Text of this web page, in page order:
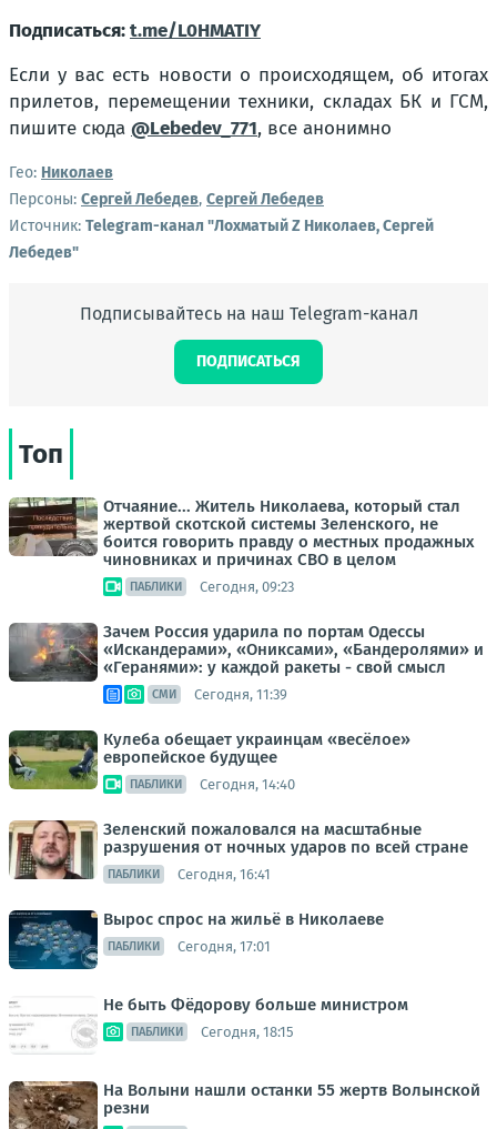
Подписаться:t.me/L0HMATIY
Если у вас есть новости о происходящем, об итогах
прилетов, перемещении техники, складах БК и ГСМ,
пишите сюда @Lebedev_771, все анонимно
Гео: Николаев
Персоны: Сергей Лебедев, Сергей Лебедев
Источник: Telegram-канал "Лохматый Z Николаев, Сергей
Лебедев"
Подписывайтесь на наш Telegram-канал
ПОДПИСАТЬСЯ
Топ
Отчаяние... Житель Николаева, который стал
жертвой скотской системы Зеленского, не
боится говорить правду о местных продажных
чиновниках и причинах СВО в целом
ПАБЛИКИ Сегодня, 09:23
Зачем Россия ударила по портам Одессы
«Искандерами», «Ониксами», «Бандеролями» и
«Геранями»: у каждой ракеты - свой смысл
СМИ Сегодня, 11:39
Кулеба обещает украинцам «весёлое»
европейское будущее
ПАБЛИКИ Сегодня, 14:40
Зеленский пожаловался на масштабные
разрушения от ночных ударов по всей стране
ПАБЛИКИ Сегодня, 16:41
Вырос спрос на жильё в Николаеве
ПАБЛИКИ Сегодня, 17:01
Не быть Фёдорову больше министром
ПАБЛИКИ Сегодня, 18:15
На Волыни нашли останки 55 жертв Волынской
резни